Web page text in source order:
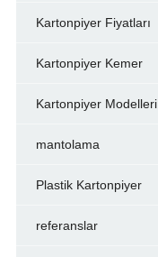
Kartonpiyer Fiyatları
Kartonpiyer Kemer
Kartonpiyer Modelleri
mantolama
Plastik Kartonpiyer
referanslar